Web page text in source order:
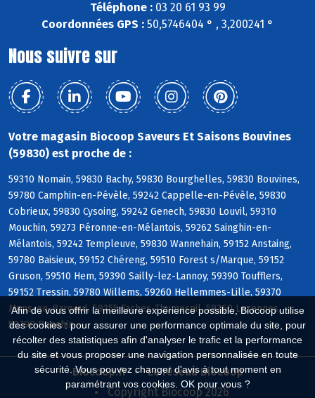
Afin de vous offrir la meilleure expérience possible, Biocoop utilise
des cookies : pour assurer une performance optimale du site, pour
récolter des statistiques afin d'analyser le trafic et la performance
du site et vous proposer une navigation personnalisée en toute
sécurité. Vous pouvez changer d'avis à tout moment en
paramétrant vos cookies. OK pour vous ?
Téléphone :03 20 61 93 99
Coordonnées GPS : 50,5746404 ° , 3,200241 °
Nous suivre sur
Votre magasin Biocoop Saveurs Et Saisons Bouvines
(59830) est proche de :
59310 Nomain, 59830 Bachy, 59830 Bourghelles, 59830 Bouvines,
59780 Camphin-en-Pévèle, 59242 Cappelle-en-Pévèle, 59830
Cobrieux, 59830 Cysoing, 59242 Genech, 59830 Louvil, 59310
Mouchin, 59273 Péronne-en-Mélantois, 59262 Sainghin-en-
Mélantois, 59242 Templeuve, 59830 Wannehain, 59152 Anstaing,
59780 Baisieux, 59152 Chéreng, 59510 Forest s/Marque, 59152
Gruson, 59510 Hem, 59390 Sailly-lez-Lannoy, 59390 Toufflers,
59152 Tressin, 59780 Willems, 59260 Hellemmes-Lille, 59370
Mons-en-Baroeul, 59155 Faches-Thumesnil, 59260 Lezennes,
59790 Ronchin
Biocoop.fr
Le réseau Biocoop
Copyright Biocoop 2026